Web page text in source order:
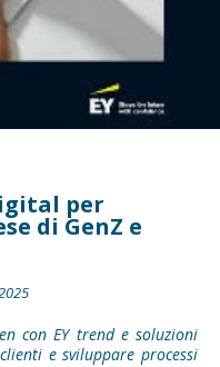
per
di GenZ e
con EY trend e soluzioni
e sviluppare processi